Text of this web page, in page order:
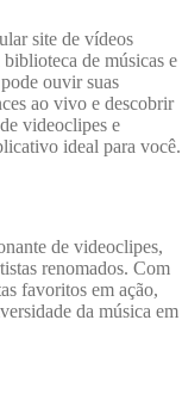
site de vídeos
de músicas e
ouvir suas
ao vivo e descobrir
videoclipes e
ideal para você.
de videoclipes,
renomados. Com
favoritos em ação,
da música em